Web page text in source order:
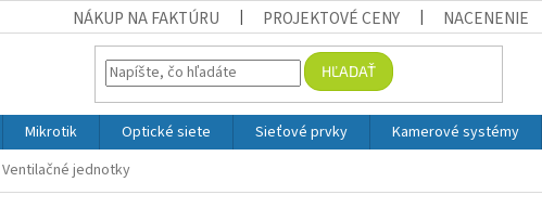
NÁKUP NA FAKTÚRU PROJEKTOVÉ CENY NACENENIE
HĽADAŤ
Mikrotik Optické siete Sieťové prvky Kamerové systémy
Ventilačné jednotky